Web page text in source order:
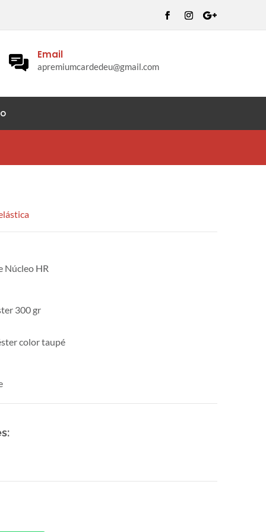
Email
apremiumcardedeu@gmail.com
Núcleo HR
300 gr
color taupé